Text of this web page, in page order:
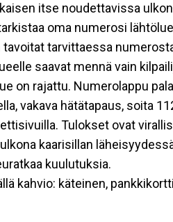
itse noudettavissa
oma numerosi
tarvittaessa
saavat mennä vain
on rajattu. Numerolappu
vakava hätätapaus, soita
Tulokset ovat
kaarisillan
kuulutuksia.
kahvio: käteinen,